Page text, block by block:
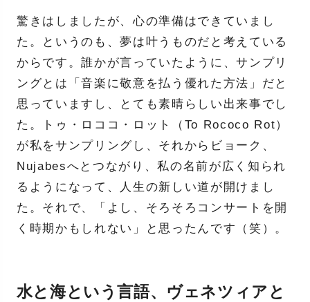
驚きはしましたが、心の準備はできていまし
た。というのも、夢は叶うものだと考えている
からです。誰かが言っていたように、サンプリ
ングとは「音楽に敬意を払う優れた方法」だと
思っていますし、とても素晴らしい出来事でし
た。トゥ・ロココ・ロット（To Rococo Rot）
が私をサンプリングし、それからビョーク、
Nujabesへとつながり、私の名前が広く知られ
るようになって、人生の新しい道が開けまし
た。それで、「よし、そろそろコンサートを開
く時期かもしれない」と思ったんです（笑）。
水と海という言語、ヴェネツィアと